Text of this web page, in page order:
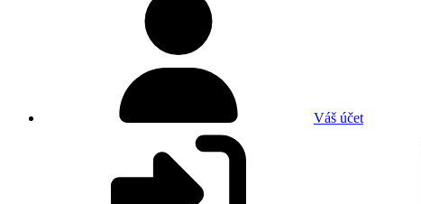
Váš účet